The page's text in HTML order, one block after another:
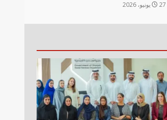
27 يونيو، 2026